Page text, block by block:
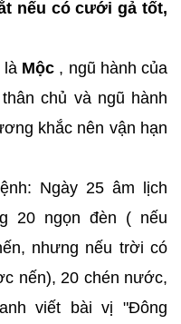
nếu có cưới gả tốt,
là Mộc , ngũ hành của
chủ và ngũ hành
khắc nên vận hạn
Ngày 25 âm lịch
20 ngọn đèn ( nếu
nhưng nếu trời có
nến), 20 chén nước,
viết bài vị "Đông